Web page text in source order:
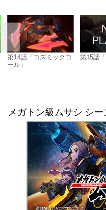
第14話「コズミックコ
ール」
第15話「
メガトン級ムサシ シ